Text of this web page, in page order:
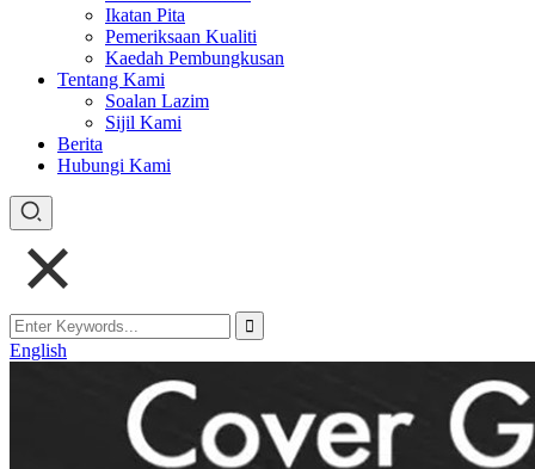
Ikatan Pita
Pemeriksaan Kualiti
Kaedah Pembungkusan
Tentang Kami
Soalan Lazim
Sijil Kami
Berita
Hubungi Kami
English